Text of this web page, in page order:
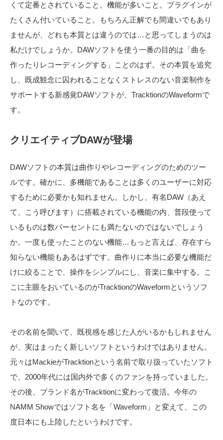
くて定番とされていること。機能が多いこと。プラグインが
たくさん付いていること。もちろん正解でも間違いでもあり
ませんが、どれも本質とは違うのでは…と思ってしまうのは
私だけでしょうか。DAWソフトを使う一番の目的は「曲を
作ったりレコーディングする」ことのはず。その本質を追究
し、既成観念に囚われることなくストレスのない音楽制作を
サポートする新感覚DAWソフトが、TracktionのWaveformで
す。
クリエイティブDAWが登場
DAWソフトの本質は曲作りやレコーディングのためのツー
ルです。確かに、多機能であることは多くのユーザーに対応
するために必要かも知れません。しかし、有名DAW（あえ
て、こう呼びます）に搭載されている機能の内、普段使って
いるものは数パーセントにも満たないのではないでしょう
か。一度も使ったことのない機能…もっと言えば、存在すら
知らない機能もあるはずです。曲作りに本当に必要な機能だ
けに絞ることで、操作をシンプルにし、音楽に集中する。こ
こに主眼をおいているのがTracktionのWaveformというソフ
トなのです。
その名前を聞いて、既視感を感じた人がいるかもしれません
が、実はまったく新しいソフトというわけではありません。
元々はMackieがTracktionという名前で取り扱っていたソフト
で、2000年代には国内外で多くのファンを持っていました。
その後、ブランド名がTracktionに変わって復活。今年の
NAMM Showではソフト名を「Waveform」と変えて、この
度日本にも上陸したというわけです。